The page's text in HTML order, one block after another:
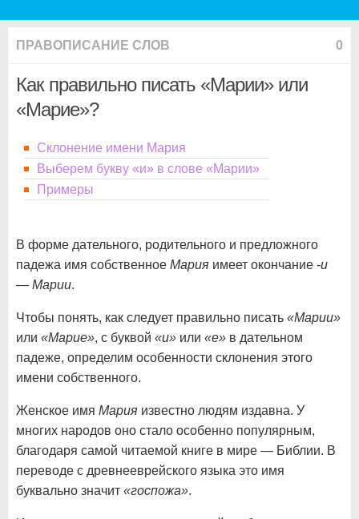
ПРАВОПИСАНИЕ СЛОВ 0
Как правильно писать «Марии» или
«Марие»?
Склонение имени Мария
Выберем букву «и» в слове «Марии»
Примеры
В форме дательного, родительного и предложного
падежа имя собственное Мария имеет окончание -и
— Марии.
Чтобы понять, как следует правильно писать «Марии»
или «Марие», с буквой «и» или «е» в дательном
падеже, определим особенности склонения этого
имени собственного.
Женское имя Мария известно людям издавна. У
многих народов оно стало особенно популярным,
благодаря самой читаемой книге в мире — Библии. В
переводе с древнееврейского языка это имя
буквально значит «госпожа».